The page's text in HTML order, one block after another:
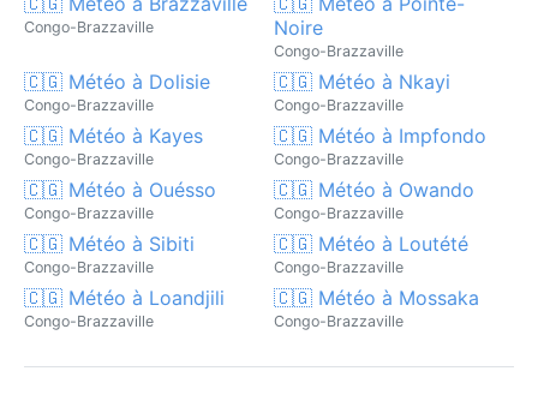
Congo-Brazzaville
Noire
Congo-Brazzaville
🇨🇬 Météo à Dolisie
Congo-Brazzaville
🇨🇬 Météo à Nkayi
Congo-Brazzaville
🇨🇬 Météo à Kayes
Congo-Brazzaville
🇨🇬 Météo à Impfondo
Congo-Brazzaville
🇨🇬 Météo à Ouésso
Congo-Brazzaville
🇨🇬 Météo à Owando
Congo-Brazzaville
🇨🇬 Météo à Sibiti
Congo-Brazzaville
🇨🇬 Météo à Loutété
Congo-Brazzaville
🇨🇬 Météo à Loandjili
Congo-Brazzaville
🇨🇬 Météo à Mossaka
Congo-Brazzaville